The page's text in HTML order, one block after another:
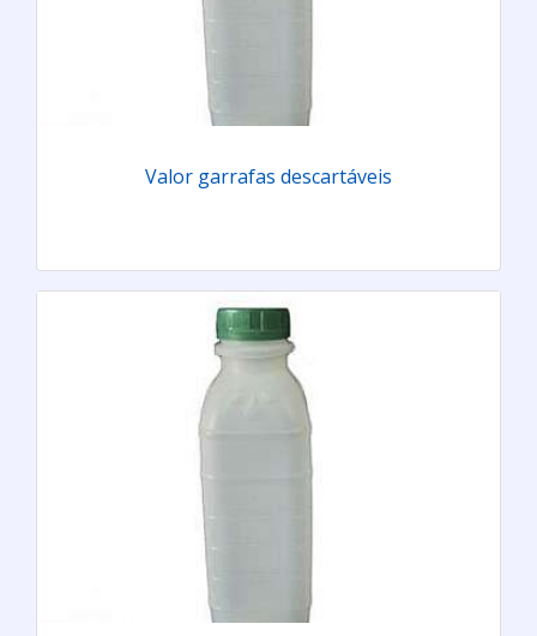
Valor garrafas descartáveis